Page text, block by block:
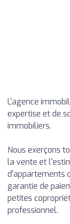
L'agence
expertise et de
immobiliers.
Nous exerçons
la vente et
d'appartements
garantie de
petites
professionnel.